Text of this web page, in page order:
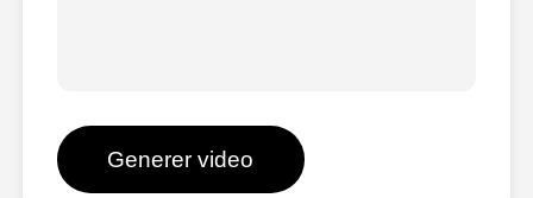
Blogg
Generer video